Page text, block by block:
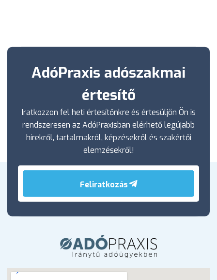
AdóPraxis adószakmai
értesítő
Iratkozzon fel heti értesítőnkre és értesüljön Ön is
rendszeresen az AdóPraxisban elérhető legújabb
hírekről, tartalmakról, képzésekről és szakértői
elemzésekről!
Feliratkozás